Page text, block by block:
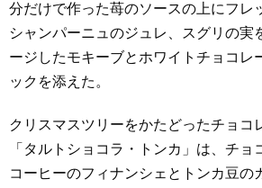
分だけで作った苺のソースの上にフレ
シャンパーニュのジュレ、スグリの実
ージしたモキーブとホワイトチョコレ
ックを添えた。
クリスマスツリーをかたどったチョコ
「タルトショコラ・トンカ」は、チョ
コーヒーのフィナンシェとトンカ豆の